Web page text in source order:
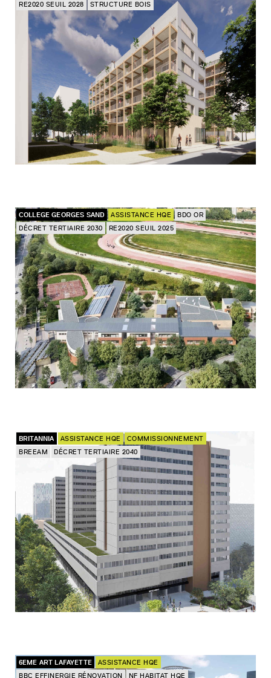
RE2020 SEUIL 2028
STRUCTURE BOIS
COLLEGE GEORGES SAND ASSISTANCE HQE
BDO OR
DÉCRET TERTIAIRE 2030
RE2020 SEUIL 2025
BRITANNIA ASSISTANCE HQE
COMMISSIONNEMENT
BREEAM
DÉCRET TERTIAIRE 2040
6EME ART LAFAYETTE
ASSISTANCE HQE
BBC EFFINERGIE RÉNOVATION
NF HABITAT HQE